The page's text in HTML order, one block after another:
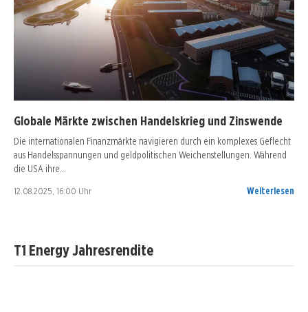
Globale Märkte zwischen Handelskrieg und Zinswende
Die internationalen Finanzmärkte navigieren durch ein komplexes Geflecht
aus Handelsspannungen und geldpolitischen Weichenstellungen. Während
die USA ihre…
12.08.2025, 16:00 Uhr Weiterlesen
T1 Energy Jahresrendite